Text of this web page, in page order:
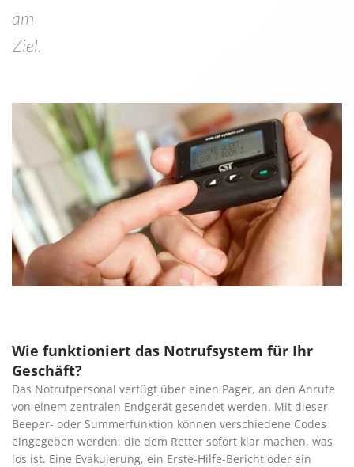
am
Ziel.
Wie funktioniert das Notrufsystem für Ihr
Geschäft?
Das Notrufpersonal verfügt über einen Pager, an den Anrufe
von einem zentralen Endgerät gesendet werden. Mit dieser
Beeper- oder Summerfunktion können verschiedene Codes
eingegeben werden, die dem Retter sofort klar machen, was
los ist. Eine Evakuierung, ein Erste-Hilfe-Bericht oder ein